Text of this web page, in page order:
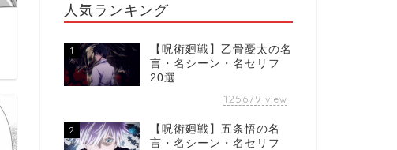
人気ランキング
1
【呪術廻戦】乙骨憂太の名
言・名シーン・名セリフ
20選
125679 view
2
【呪術廻戦】五条悟の名
言・名シーン・名セリフ